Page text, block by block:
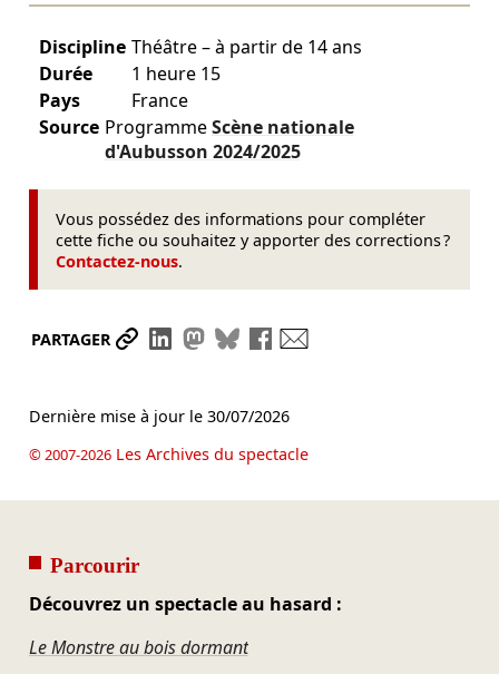
Discipline Théâtre – à partir de 14 ans
Durée
1 heure 15
Pays
France
Source ProgrammeScène nationale
d'Aubusson 2024/2025
Vous possédez des informations pour compléter
cette fiche ou souhaitez y apporter des corrections ?
Contactez-nous.
PARTAGER Partager le lien
Partager sur LinkedIn
Partager sur Mastodon
Partager sur Bluesky
Partager sur Facebook
Dernière mise à jour le 30/07/2026
© 2007-2026Les Archives du spectacle
Parcourir
Découvrez un spectacle au hasard :
Le Monstre au bois dormant